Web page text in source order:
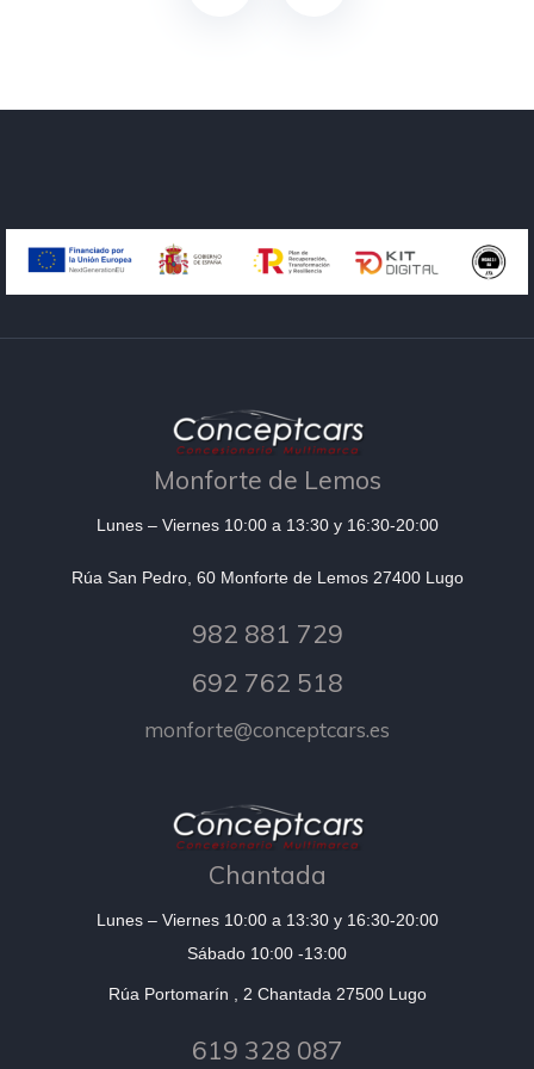
Monforte de Lemos
Lunes – Viernes 10:00 a 13:30 y 16:30-20:00
Rúa San Pedro, 60 Monforte de Lemos 27400 Lugo
982 881 729
692 762 518
monforte@conceptcars.es
Chantada
Lunes – Viernes 10:00 a 13:30 y 16:30-20:00
Sábado 10:00 -13:00
Rúa Portomarín , 2 Chantada 27500 Lugo
619 328 087